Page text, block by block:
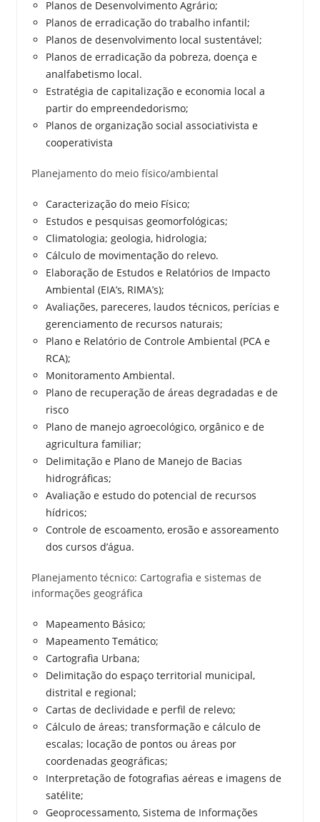
Planos de Desenvolvimento Agrário;
Planos de erradicação do trabalho infantil;
Planos de desenvolvimento local sustentável;
Planos de erradicação da pobreza, doença e
analfabetismo local.
Estratégia de capitalização e economia local a
partir do empreendedorismo;
Planos de organização social associativista e
cooperativista
Planejamento do meio físico/ambiental
Caracterização do meio Físico;
Estudos e pesquisas geomorfológicas;
Climatologia; geologia, hidrologia;
Cálculo de movimentação do relevo.
Elaboração de Estudos e Relatórios de Impacto
Ambiental (EIA’s, RIMA’s);
Avaliações, pareceres, laudos técnicos, perícias e
gerenciamento de recursos naturais;
Plano e Relatório de Controle Ambiental (PCA e
RCA);
Monitoramento Ambiental.
Plano de recuperação de áreas degradadas e de
risco
Plano de manejo agroecológico, orgânico e de
agricultura familiar;
Delimitação e Plano de Manejo de Bacias
hidrográficas;
Avaliação e estudo do potencial de recursos
hídricos;
Controle de escoamento, erosão e assoreamento
dos cursos d’água.
Planejamento técnico: Cartografia e sistemas de
informações geográfica
Mapeamento Básico;
Mapeamento Temático;
Cartografia Urbana;
Delimitação do espaço territorial municipal,
distrital e regional;
Cartas de declividade e perfil de relevo;
Cálculo de áreas; transformação e cálculo de
escalas; locação de pontos ou áreas por
coordenadas geográficas;
Interpretação de fotografias aéreas e imagens de
satélite;
Geoprocessamento, Sistema de Informações